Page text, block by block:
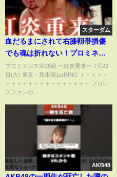
スターダム
血だるまにされて右膝靱帯損傷
でも魂は折れない！プロミネン
ス第26戦 〜紅炎重来〜
2025.7.22@新木場1stRING【世
羅りさ】【玉川ボールのスリー
プロミネンス第26戦 〜紅炎重来〜 7月22
日(火) 東京・新木場1stRING ＋＋＋＋＋
＋＋＋＋＋＋＋＋＋＋＋＋＋＋＋ プロレ
スファンの...
AKB48